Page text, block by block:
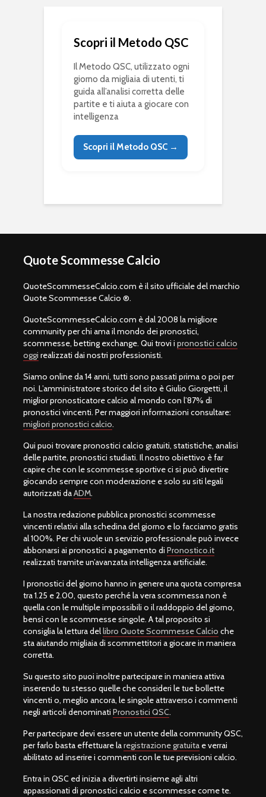
Scopri il Metodo QSC
Il Metodo QSC, utilizzato ogni
giorno da migliaia di utenti, ti
guida all’analisi corretta delle
partite e ti aiuta a giocare con
intelligenza
Scopri il Metodo QSC →
Quote Scommesse Calcio
QuoteScommesseCalcio.com è il sito ufficiale del marchio
Quote Scommesse Calcio ®.
QuoteScommesseCalcio.com è dal 2008 la migliore
community per chi ama il mondo dei pronostici,
scommesse, betting exchange. Qui trovi i pronostici calcio
oggi realizzati dai nostri professionisti.
Siamo online da 14 anni, tutti sono passati prima o poi per
noi. L’amministratore storico del sito è Giulio Giorgetti, il
miglior pronosticatore calcio al mondo con l’87% di
pronostici vincenti. Per maggiori informazioni consultare:
migliori pronostici calcio.
Qui puoi trovare pronostici calcio gratuiti, statistiche, analisi
delle partite, pronostici studiati. Il nostro obiettivo è far
capire che con le scommesse sportive ci si può divertire
giocando sempre con moderazione e solo su siti legali
autorizzati daADM.
La nostra redazione pubblica pronostici scommesse
vincenti relativi alla schedina del giorno e lo facciamo gratis
al 100%. Per chi vuole un servizio professionale può invece
abbonarsi ai pronostici a pagamento di Pronostico.it
realizzati tramite un’avanzata intelligenza artificiale.
I pronostici del giorno hanno in genere una quota compresa
tra 1.25 e 2.00, questo perché la vera scommessa non è
quella con le multiple impossibili o il raddoppio del giorno,
bensì con le scommesse singole. A tal proposito si
consiglia la lettura dellibro Quote Scommesse Calcio che
sta aiutando migliaia di scommettitori a giocare in maniera
corretta.
Su questo sito puoi inoltre partecipare in maniera attiva
inserendo tu stesso quelle che consideri le tue bollette
vincenti o, meglio ancora, le singole attraverso i commenti
negli articoli denominati Pronostici QSC.
Per partecipare devi essere un utente della community QSC,
per farlo basta effettuare laregistrazione gratuita e verrai
abilitato ad inserire i commenti con le tue previsioni calcio.
Entra in QSC ed inizia a divertirti insieme agli altri
appassionati di pronostici calcio e scommesse come te.